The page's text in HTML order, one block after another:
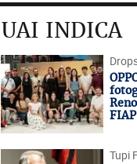
UAI INDICA
Tupi